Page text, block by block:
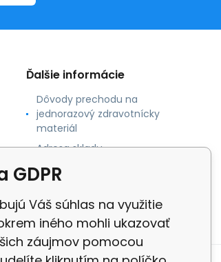
Ďalšie informácie
Dôvody prechodu na
jednorazový zdravotnícky
materiál
Adresa skladu
GDPR
Váš súhlas na využitie
iného mohli ukazovať
záujmov pomocou